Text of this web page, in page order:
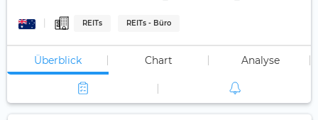
REITs REITs - Büro
Überblick Chart Analyse